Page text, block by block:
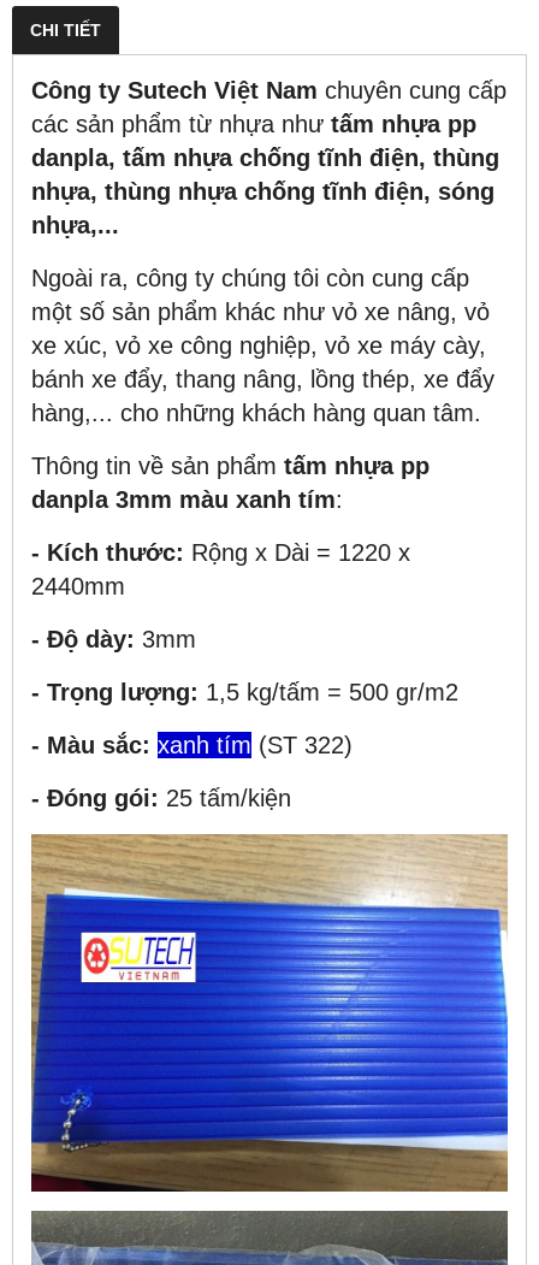
CHI TIẾT
Công ty Sutech Việt Nam chuyên cung cấp
các sản phẩm từ nhựa như tấm nhựa pp
danpla, tấm nhựa chống tĩnh điện, thùng
nhựa, thùng nhựa chống tĩnh điện, sóng
nhựa,...
Ngoài ra, công ty chúng tôi còn cung cấp
một số sản phẩm khác như vỏ xe nâng, vỏ
xe xúc, vỏ xe công nghiệp, vỏ xe máy cày,
bánh xe đẩy, thang nâng, lồng thép, xe đẩy
hàng,... cho những khách hàng quan tâm.
Thông tin về sản phẩm tấm nhựa pp
danpla 3mm màu xanh tím:
- Kích thước: Rộng x Dài = 1220 x
2440mm
- Độ dày: 3mm
- Trọng lượng: 1,5 kg/tấm = 500 gr/m2
- Màu sắc: xanh tím (ST 322)
- Đóng gói: 25 tấm/kiện